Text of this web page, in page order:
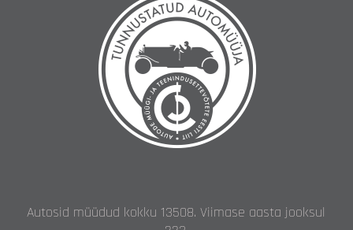
Autosid müüdud kokku 13508. Viimase aasta jooksul